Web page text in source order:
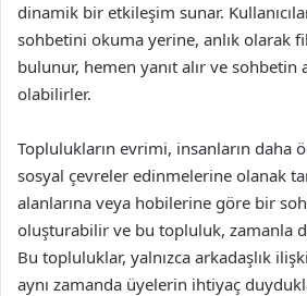
dinamik bir etkileşim sunar.
sohbetini okuma yerine, anlık olarak
bulunur, hemen yanıt alır ve sohbetin
olabilirler.
Toplulukların evrimi, insanların daha
sosyal çevreler edinmelerine olanak
alanlarına veya hobilerine göre bir
oluşturabilir ve bu topluluk, zamanla
Bu topluluklar, yalnızca arkadaşlık
aynı zamanda üyelerin ihtiyaç